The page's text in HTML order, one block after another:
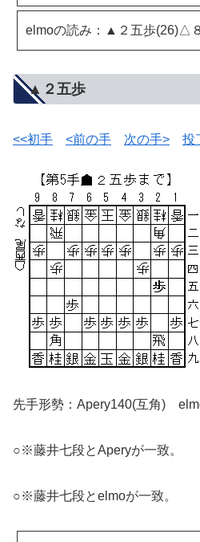
elmoの読み：▲２五歩(26)△
▲２五歩
<<初手 <前の手 次の手> 投
先手形勢：Apery140(互角)
○※藤井七段とAperyが一致。
○※藤井七段とelmoが一致。